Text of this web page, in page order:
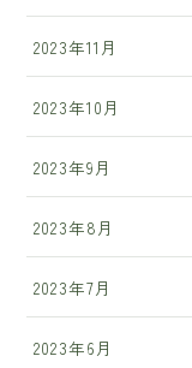
2023年11月
2023年10月
2023年9月
2023年8月
2023年7月
2023年6月